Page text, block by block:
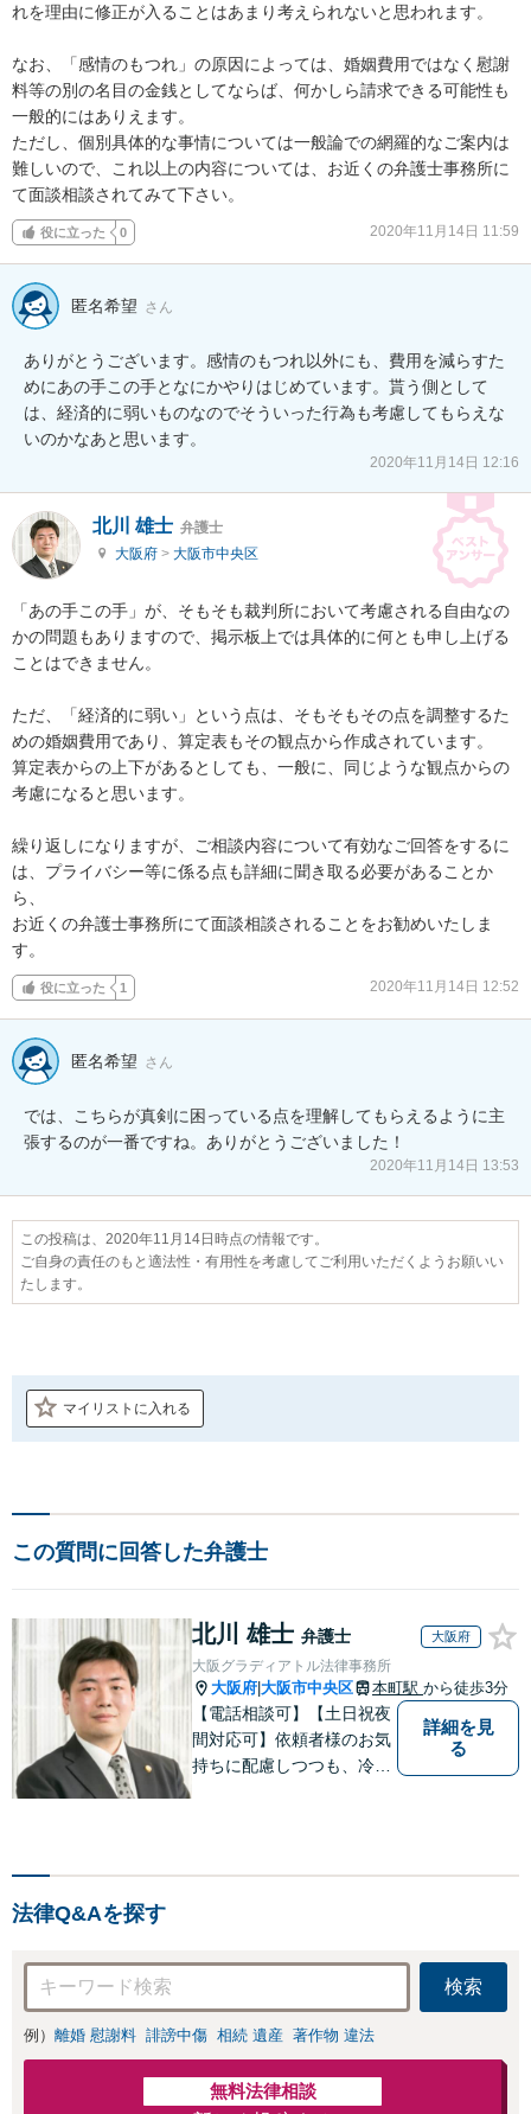
れを理由に修正が入ることはあまり考えられないと思われます。
なお、「感情のもつれ」の原因によっては、婚姻費用ではなく慰謝
料等の別の名目の金銭としてならば、何かしら請求できる可能性も
一般的にはありえます。
ただし、個別具体的な事情については一般論での網羅的なご案内は
難しいので、これ以上の内容については、お近くの弁護士事務所に
て面談相談されてみて下さい。
役に立った 0 2020年11月14日 11:59
匿名希望 さん
ありがとうございます。感情のもつれ以外にも、費用を減らすた
めにあの手この手となにかやりはじめています。貰う側として
は、経済的に弱いものなのでそういった行為も考慮してもらえな
いのかなあと思います。
2020年11月14日 12:16
北川 雄士 弁護士
大阪府 > 大阪市中央区
「あの手この手」が、そもそも裁判所において考慮される自由なの
かの問題もありますので、掲示板上では具体的に何とも申し上げる
ことはできません。
ただ、「経済的に弱い」という点は、そもそもその点を調整するた
めの婚姻費用であり、算定表もその観点から作成されています。
算定表からの上下があるとしても、一般に、同じような観点からの
考慮になると思います。
繰り返しになりますが、ご相談内容について有効なご回答をするに
は、プライバシー等に係る点も詳細に聞き取る必要があることか
ら、
お近くの弁護士事務所にて面談相談されることをお勧めいたしま
す。
役に立った 1 2020年11月14日 12:52
匿名希望 さん
では、こちらが真剣に困っている点を理解してもらえるように主
張するのが一番ですね。ありがとうございました！
2020年11月14日 13:53
この投稿は、2020年11月14日時点の情報です。
ご自身の責任のもと適法性・有用性を考慮してご利用いただくようお願いい
たします。
マイリストに入れる
この質問に回答した弁護士
北川 雄士 弁護士 大阪府
大阪グラディアトル法律事務所
大阪府 大阪市中央区 本町駅 から徒歩3分
【電話相談可】【土日祝夜
間対応可】依頼者様のお気
持ちに配慮しつつも、冷静
詳細を見
る
法律Q&Aを探す
検索
例） 離婚 慰謝料 誹謗中傷 相続 遺産 著作物 違法
無料法律相談